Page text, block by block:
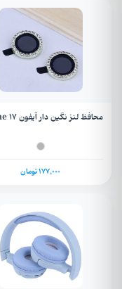
محافظ لنز نگین دار آیفون iPhone 17
177,000 تومان